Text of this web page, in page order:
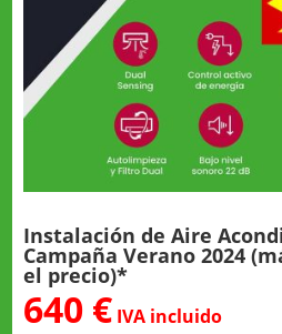
Instalación de Aire
Campaña Verano 2024
el precio)*
640 € IVA incluido